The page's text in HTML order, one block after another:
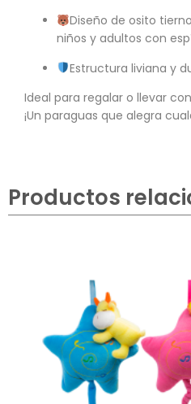
Diseño de osito
niños y adultos con
Estructura liviana y
Ideal para regalar o llevar
¡Un paraguas que alegra
Productos